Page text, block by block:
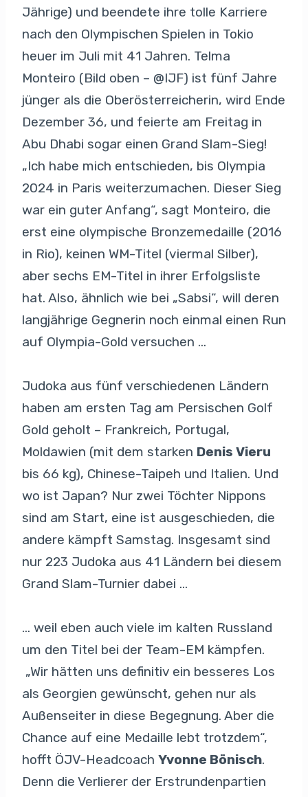
Jährige) und beendete ihre tolle Karriere
nach den Olympischen Spielen in Tokio
heuer im Juli mit 41 Jahren. Telma
Monteiro (Bild oben – @IJF) ist fünf Jahre
jünger als die Oberösterreicherin, wird Ende
Dezember 36, und feierte am Freitag in
Abu Dhabi sogar einen Grand Slam-Sieg!
„Ich habe mich entschieden, bis Olympia
2024 in Paris weiterzumachen. Dieser Sieg
war ein guter Anfang“, sagt Monteiro, die
erst eine olympische Bronzemedaille (2016
in Rio), keinen WM-Titel (viermal Silber),
aber sechs EM-Titel in ihrer Erfolgsliste
hat. Also, ähnlich wie bei „Sabsi“, will deren
langjährige Gegnerin noch einmal einen Run
auf Olympia-Gold versuchen …
Judoka aus fünf verschiedenen Ländern
haben am ersten Tag am Persischen Golf
Gold geholt – Frankreich, Portugal,
Moldawien (mit dem starken Denis Vieru
bis 66 kg), Chinese-Taipeh und Italien. Und
wo ist Japan? Nur zwei Töchter Nippons
sind am Start, eine ist ausgeschieden, die
andere kämpft Samstag. Insgesamt sind
nur 223 Judoka aus 41 Ländern bei diesem
Grand Slam-Turnier dabei …
… weil eben auch viele im kalten Russland
um den Titel bei der Team-EM kämpfen.
„Wir hätten uns definitiv ein besseres Los
als Georgien gewünscht, gehen nur als
Außenseiter in diese Begegnung. Aber die
Chance auf eine Medaille lebt trotzdem“,
hofft ÖJV-Headcoach Yvonne Bönisch.
Denn die Verlierer der Erstrundenpartien